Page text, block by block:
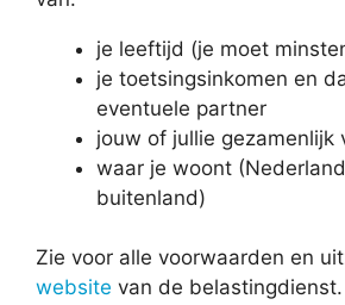
je leeftijd (je moet
je toetsingsinkomen en
eventuele partner
jouw of jullie gezamenlijk
waar je woont
buitenland)
Zie voor alle voorwaarden en
website van de belastingdienst.